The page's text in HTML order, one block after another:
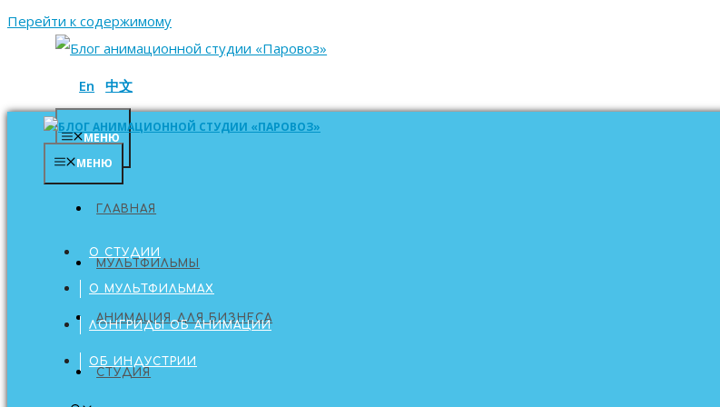
Перейти к содержимому
En 中文
МЕНЮ
ГЛАВНАЯ
МУЛЬТФИЛЬМЫ
АНИМАЦИЯ ДЛЯ БИЗНЕСА
СТУДИЯ
МЕНЮ
ГЛАВНАЯ
О СТУДИИ
О МУЛЬТФИЛЬМАХ
ЛОНГРИДЫ ОБ АНИМАЦИИ
ОБ ИНДУСТРИИ